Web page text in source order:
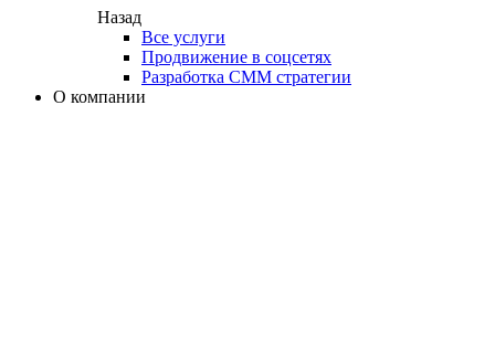
Назад
Все услуги
Продвижение в соцсетях
Разработка СММ стратегии
О компании